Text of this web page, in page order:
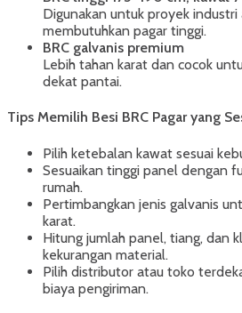
Digunakan untuk proyek industri
membutuhkan pagar tinggi.
BRC galvanis premium
Lebih tahan karat dan cocok
dekat pantai.
Tips Memilih Besi BRC Pagar yang
Pilih ketebalan kawat sesuai
Sesuaikan tinggi panel dengan
rumah.
Pertimbangkan jenis galvanis
karat.
Hitung jumlah panel, tiang, dan
kekurangan material.
Pilih distributor atau toko
biaya pengiriman.